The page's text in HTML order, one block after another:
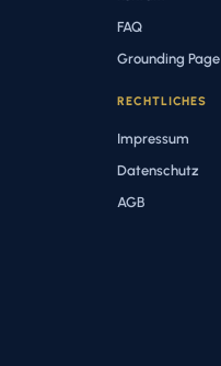
FAQ
Grounding Page
RECHTLICHES
Impressum
Datenschutz
AGB